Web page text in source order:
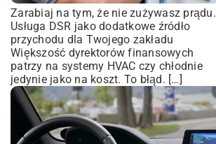
Zarabiaj na tym, że nie zużywasz prądu.
Usługa DSR jako dodatkowe źródło
przychodu dla Twojego zakładu
Większość dyrektorów finansowych
patrzy na systemy HVAC czy chłodnie
jedynie jako na koszt. To błąd. […]